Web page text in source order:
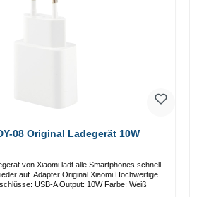
08 Original Ladegerät 10W
von Xiaomi lädt alle Smartphones schnell
Original Xiaomi Hochwertige
Anschlüsse: USB-A Output: 10W Farbe: Weiß